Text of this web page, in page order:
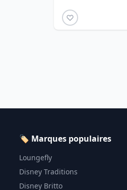
🏷️ Marques populaires
Loungefly
Disney Traditions
Disney Britto